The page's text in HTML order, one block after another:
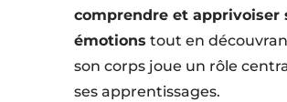
comprendre et apprivoiser
émotions tout en
son corps joue un rôle
ses apprentissages.